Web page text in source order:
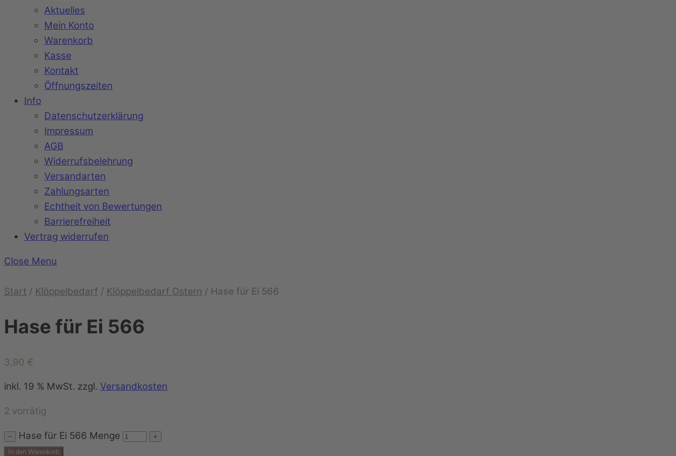
Aktuelles
Mein Konto
Warenkorb
Kasse
Kontakt
Öffnungszeiten
Info
Datenschutzerklärung
Impressum
AGB
Widerrufsbelehrung
Versandarten
Zahlungsarten
Echtheit von Bewertungen
Barrierefreiheit
Vertrag widerrufen
Close Menu
Start / Klöppelbedarf / Klöppelbedarf Ostern / Hase für Ei 566
Hase für Ei 566
3,90 €
inkl. 19 % MwSt. zzgl. Versandkosten
2 vorrätig
− Hase für Ei 566 Menge
+
In den Warenkorb